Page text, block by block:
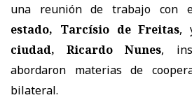
una reunión de trabajo con
estado, Tarcísio de Freitas,
ciudad, Ricardo Nunes,
abordaron materias de
bilateral.